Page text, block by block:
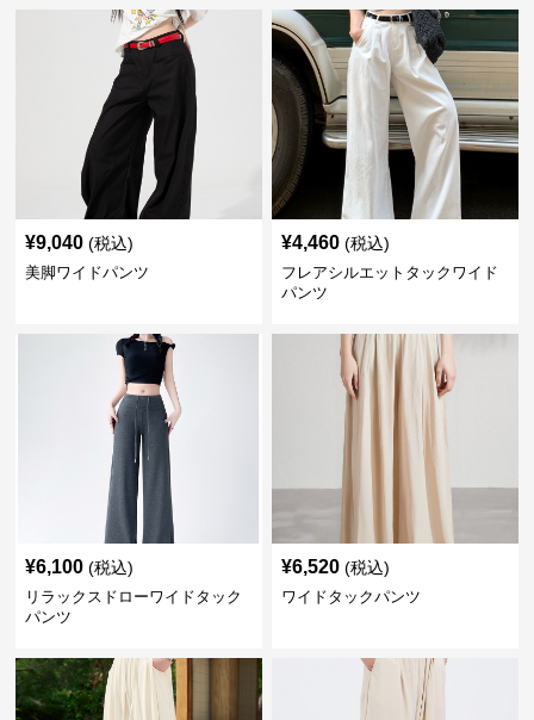
¥9,040 (税込)
美脚ワイドパンツ
¥4,460 (税込)
フレアシルエットタックワイド
パンツ
¥6,100 (税込)
リラックスドローワイドタック
パンツ
¥6,520 (税込)
ワイドタックパンツ